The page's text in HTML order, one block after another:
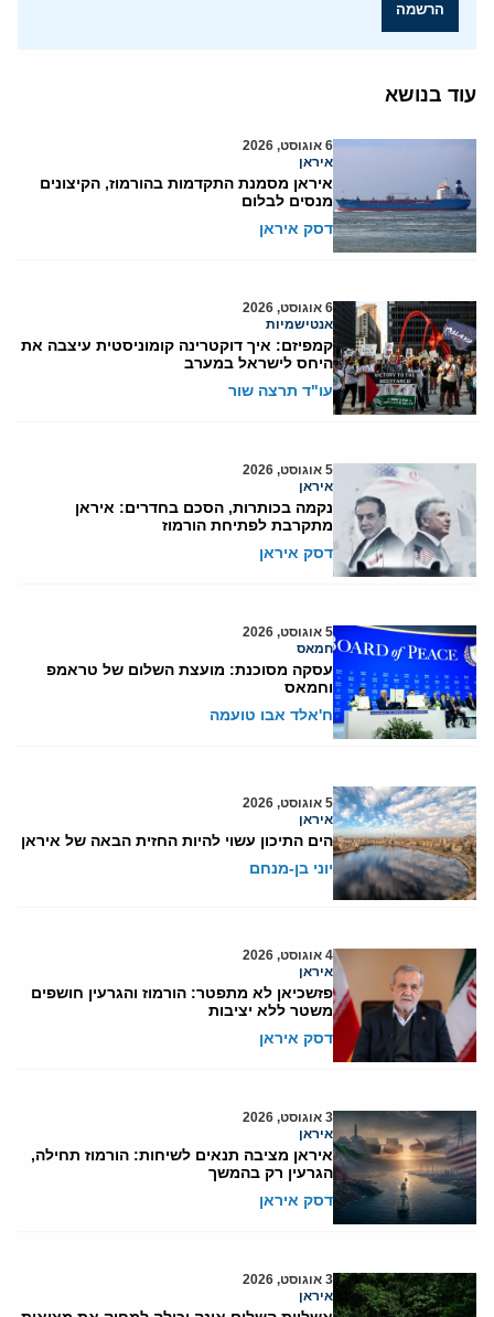
הרשמה
עוד בנושא
6 אוגוסט, 2026
איראן
איראן מסמנת התקדמות בהורמוז, הקיצונים
מנסים לבלום
דסק איראן
6 אוגוסט, 2026
אנטישמיות
קמפיזם: איך דוקטרינה קומוניסטית עיצבה את
היחס לישראל במערב
עו"ד תרצה שור
5 אוגוסט, 2026
איראן
נקמה בכותרות, הסכם בחדרים: איראן
מתקרבת לפתיחת הורמוז
דסק איראן
5 אוגוסט, 2026
חמאס
עסקה מסוכנת: מועצת השלום של טראמפ
וחמאס
ח'אלד אבו טועמה
5 אוגוסט, 2026
איראן
הים התיכון עשוי להיות החזית הבאה של איראן
יוני בן-מנחם
4 אוגוסט, 2026
איראן
פזשכיאן לא מתפטר: הורמוז והגרעין חושפים
משטר ללא יציבות
דסק איראן
3 אוגוסט, 2026
איראן
איראן מציבה תנאים לשיחות: הורמוז תחילה,
הגרעין רק בהמשך
דסק איראן
3 אוגוסט, 2026
איראן